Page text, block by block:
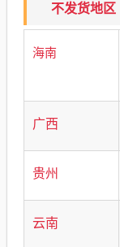
不发货地区
海南
广西
贵州
云南